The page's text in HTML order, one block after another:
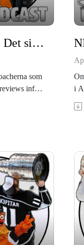
NHL-podcast: Det sista avsnittet
som
inför
blir
elva och ett
i